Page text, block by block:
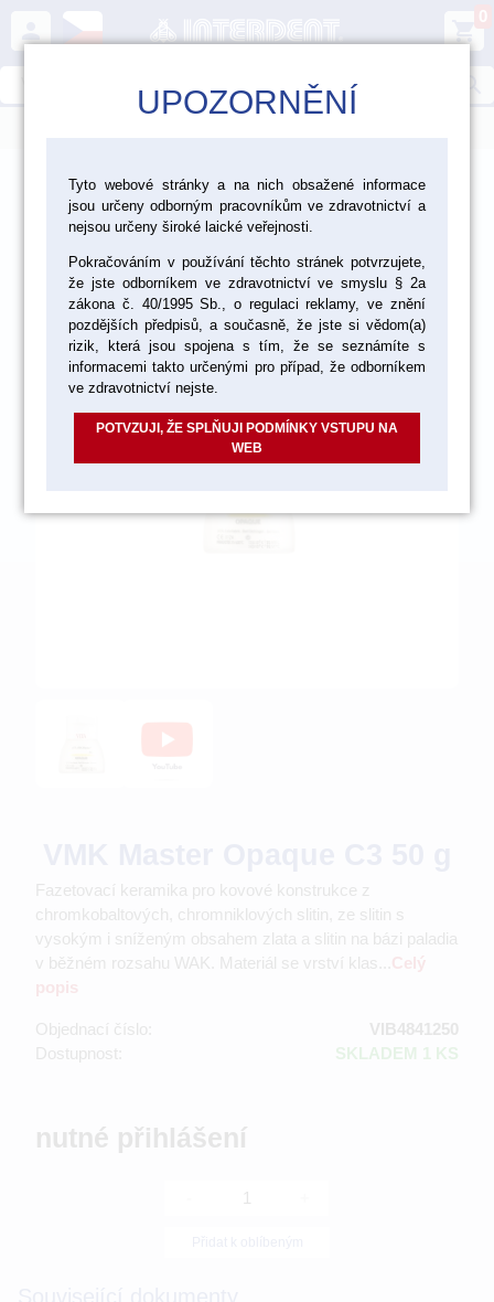
person shopping_cart
0
> Laboratoř > Materiály pro fazetování a inleje >
Kovokeramika Vita > Vita VMK Master
VMK Master vzorník Classical > Opaque 50 g
akce
Fazetovací keramika pro kovové konstrukce z
chromkobaltových, chromniklových slitin, ze slitin s
vysokým i sníženým obsahem zlata a slitin na bázi paladia
v běžném rozsahu WAK. Materiál se vrství klas...
Objednací číslo:
VIB4841250
Dostupnost:
SKLADEM 1 KS
nutné přihlášení
UPOZORNĚNÍ
Tyto webové stránky a na nich obsažené informace
jsou určeny odborným pracovníkům ve zdravotnictví a
nejsou určeny široké laické veřejnosti.
Pokračováním v používání těchto stránek potvrzujete,
že jste odborníkem ve zdravotnictví ve smyslu § 2a
zákona č. 40/1995 Sb., o regulaci reklamy, ve znění
pozdějších předpisů, a současně, že jste si vědom(a)
rizik, která jsou spojena s tím, že se seznámíte s
informacemi takto určenými pro případ, že odborníkem
ve zdravotnictví nejste.
POTVZUJI, ŽE SPLŇUJI PODMÍNKY VSTUPU NA
WEB